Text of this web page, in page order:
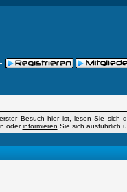
Besuch hier ist, lesen Sie sich
oderinformieren Sie sich ausführlich